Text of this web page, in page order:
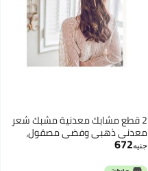
2 قطع مشابك معدنية مشبك شعر
معدني ذهبي وفضي مصقول،
أكسسوارات شعر من أفرع معدنية،
جنيه672